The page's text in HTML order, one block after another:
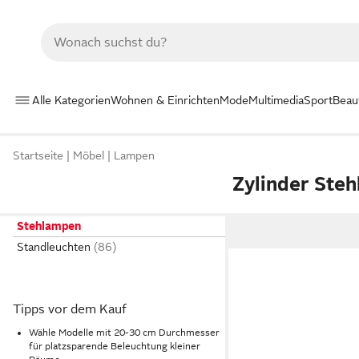
Alle KategorienWohnen & EinrichtenModeMultimediaSport
Startseite Möbel Lampen
Zylinder
Stehlampen
Standleuchten
Tipps vor dem Kauf
Wähle Modelle mit 20-30 cm Durchmesser
für platzsparende Beleuchtung kleiner